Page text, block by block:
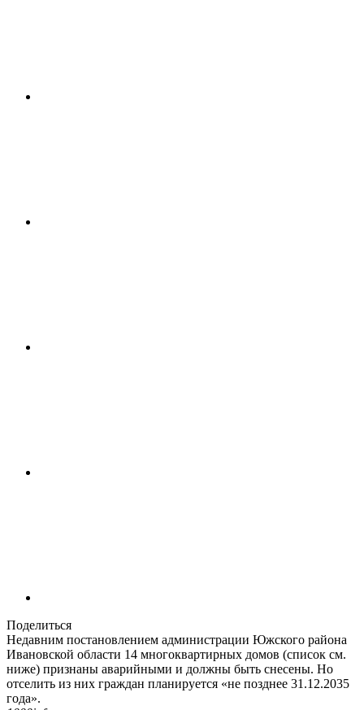
Поделиться
Недавним постановлением администрации Южского района
Ивановской области 14 многоквартирных домов (список см.
ниже) признаны аварийными и должны быть снесены. Но
отселить из них граждан планируется «не позднее 31.12.2035
года».